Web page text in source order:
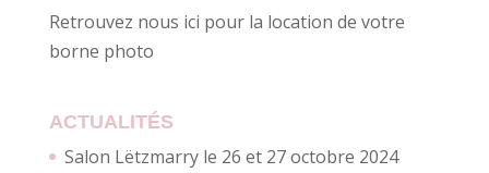
Retrouvez nous ici pour la location de votre
borne photo
ACTUALITÉS
Salon Lëtzmarry le 26 et 27 octobre 2024